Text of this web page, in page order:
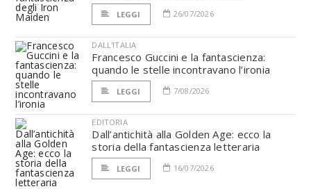
LEGGI 26/07/2026
DALL'ITALIA
Francesco Guccini e la fantascienza:
quando le stelle incontravano l’ironia
LEGGI 7/08/2026
EDITORIA
Dall’antichità alla Golden Age: ecco la
storia della fantascienza letteraria
LEGGI 16/07/2026